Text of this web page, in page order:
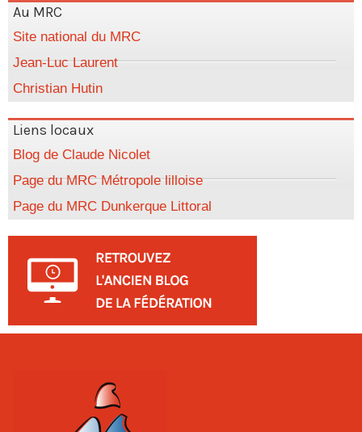
Au MRC
Site national du MRC
Jean-Luc Laurent
Christian Hutin
Liens locaux
Blog de Claude Nicolet
Page du MRC Métropole lilloise
Page du MRC Dunkerque Littoral